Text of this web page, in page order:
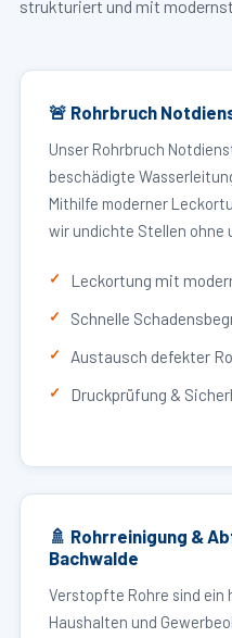
strukturiert und mit
🚨 Rohrbruch
Unser Rohrbruch
beschädigte
Mithilfe moderner
wir undichte Stellen ohne
Leckortung mit
Schnelle
Austausch defekter
Druckprüfung &
🚿 Rohrreinigung &
Bachwalde
Verstopfte Rohre sind ein
Haushalten und